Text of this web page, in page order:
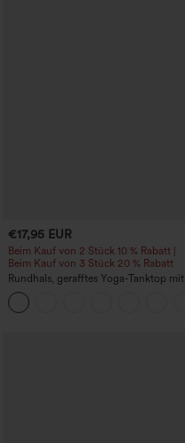
€17,95 EUR
Beim Kauf von 2 Stück 10 % Rabatt |
Beim Kauf von 3 Stück 20 % Rabatt
Rundhals, gerafftes Yoga-Tanktop mit
Cool-Touch-Effekt – UPF50+